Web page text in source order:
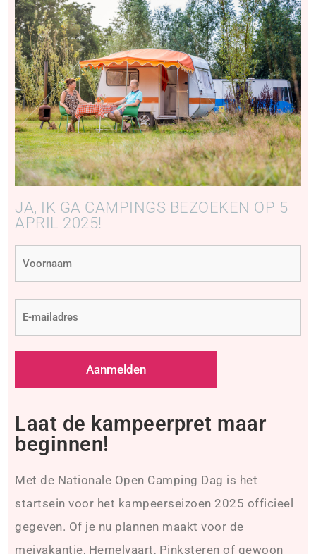
JA, IK GA CAMPINGS BEZOEKEN OP 5
APRIL 2025!
(Vereist)
mailadres
Laat de kampeerpret maar
beginnen!
Met de Nationale Open Camping Dag is het
startsein voor het kampeerseizoen 2025 officieel
gegeven. Of je nu plannen maakt voor de
meivakantie, Hemelvaart, Pinksteren of gewoon